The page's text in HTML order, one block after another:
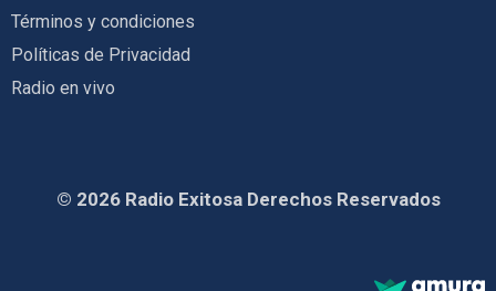
Términos y condiciones
Políticas de Privacidad
Radio en vivo
© 2026 Radio Exitosa Derechos Reservados